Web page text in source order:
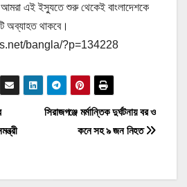
এই ইস্যুতে শুরু থেকেই বাংলাদেশকে
অব্যাহত থাকবে।
bangla/?p=134228
সিরাজগঞ্জে মর্মান্তিক দুর্ঘটনায় বর ও
কনে সহ ৯ জন নিহত